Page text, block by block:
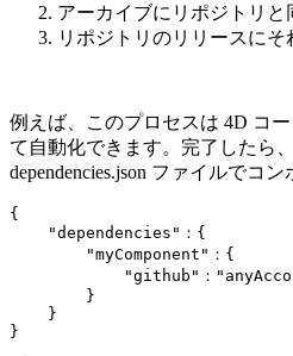
アーカイブにリポジトリと
リポジトリのリリースにそ
例えば、このプロセスは 4D コ
て自動化できます。完了したら
dependencies.json ファイルでコ
{
    "dependencies"：{
        "myComponent"：{
"github"：
        }
    }
}